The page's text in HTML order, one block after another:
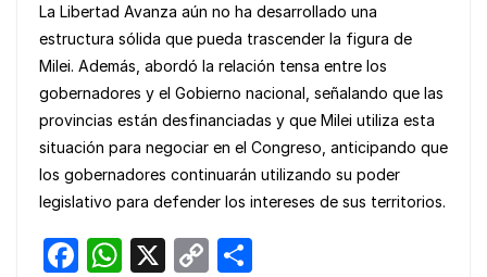
La Libertad Avanza aún no ha desarrollado una
estructura sólida que pueda trascender la figura de
Milei. Además, abordó la relación tensa entre los
gobernadores y el Gobierno nacional, señalando que las
provincias están desfinanciadas y que Milei utiliza esta
situación para negociar en el Congreso, anticipando que
los gobernadores continuarán utilizando su poder
legislativo para defender los intereses de sus territorios.
F
W X
C